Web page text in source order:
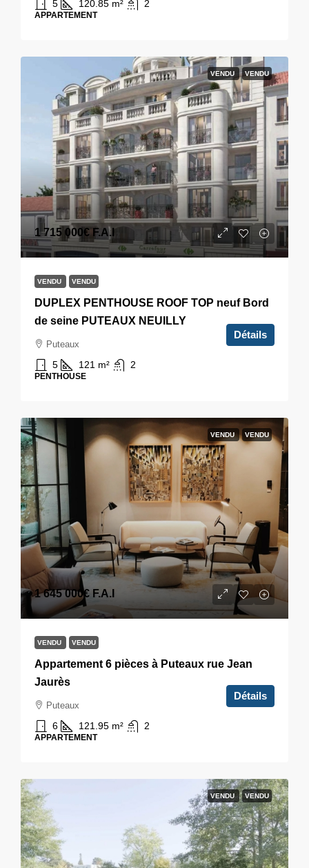
5 120.85 m² 2
APPARTEMENT
VENDU VENDU
1 715 000€ F.A.I
VENDU VENDU
DUPLEX PENTHOUSE ROOF TOP neuf Bord
de seine PUTEAUX NEUILLY
Puteaux
5 121 m² 2
PENTHOUSE
Détails
VENDU VENDU
1 645 000€ F.A.I
VENDU VENDU
Appartement 6 pièces à Puteaux rue Jean
Jaurès
Puteaux
6 121.95 m² 2
APPARTEMENT
Détails
VENDU VENDU